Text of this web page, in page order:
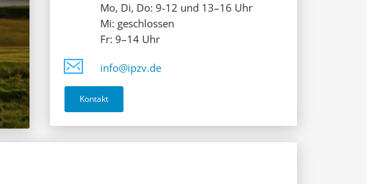
Mo, Di, Do: 9-12 und 13–16 Uhr
Mi: geschlossen
Fr: 9–14 Uhr
info@ipzv.de
Kontakt